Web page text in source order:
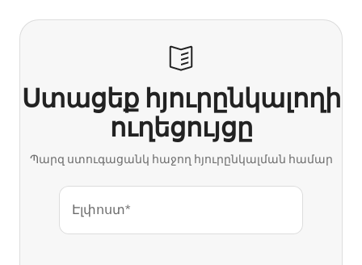
Ստացեք հյուրընկալողի
ուղեցույցը
Պարզ ստուգացանկ հաջող հյուրընկալման համար
Էլփոստ*